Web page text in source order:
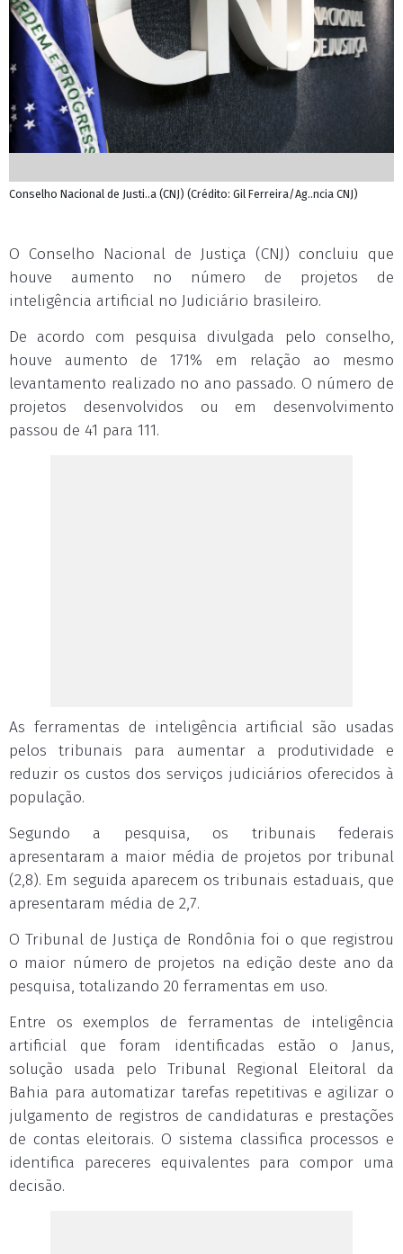
Conselho Nacional de Justi..a (CNJ) (Crédito: Gil Ferreira/Ag..ncia CNJ)
O Conselho Nacional de Justiça (CNJ) concluiu que
houve aumento no número de projetos de
inteligência artificial no Judiciário brasileiro.
De acordo com pesquisa divulgada pelo conselho,
houve aumento de 171% em relação ao mesmo
levantamento realizado no ano passado. O número de
projetos desenvolvidos ou em desenvolvimento
passou de 41 para 111.
As ferramentas de inteligência artificial são usadas
pelos tribunais para aumentar a produtividade e
reduzir os custos dos serviços judiciários oferecidos à
população.
Segundo a pesquisa, os tribunais federais
apresentaram a maior média de projetos por tribunal
(2,8). Em seguida aparecem os tribunais estaduais, que
apresentaram média de 2,7.
O Tribunal de Justiça de Rondônia foi o que registrou
o maior número de projetos na edição deste ano da
pesquisa, totalizando 20 ferramentas em uso.
Entre os exemplos de ferramentas de inteligência
artificial que foram identificadas estão o Janus,
solução usada pelo Tribunal Regional Eleitoral da
Bahia para automatizar tarefas repetitivas e agilizar o
julgamento de registros de candidaturas e prestações
de contas eleitorais. O sistema classifica processos e
identifica pareceres equivalentes para compor uma
decisão.